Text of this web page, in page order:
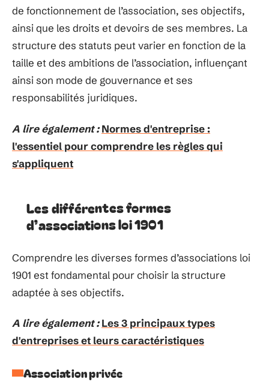
de fonctionnement de l’association, ses objectifs,
ainsi que les droits et devoirs de ses membres. La
structure des statuts peut varier en fonction de la
taille et des ambitions de l’association, influençant
ainsi son mode de gouvernance et ses
responsabilités juridiques.
A lire également : Normes d'entreprise :
l'essentiel pour comprendre les règles qui
s'appliquent
Les différentes formes
d’associations loi 1901
Comprendre les diverses formes d’associations loi
1901 est fondamental pour choisir la structure
adaptée à ses objectifs.
A lire également : Les 3 principaux types
d'entreprises et leurs caractéristiques
Association privée